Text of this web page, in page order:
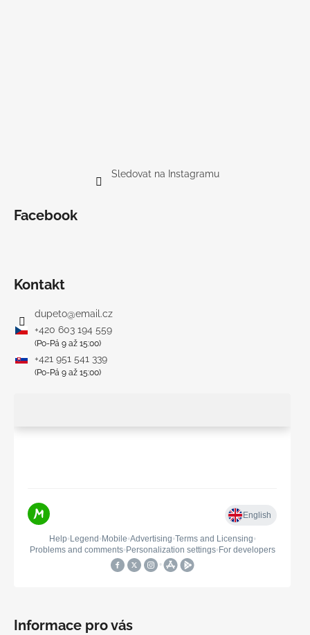
Sledovat na Instagramu
Facebook
Kontakt
dupeto@email.cz
+420 603 194 559
(Po-Pá 9 až 15:00)
+421 951 541 339
(Po-Pá 9 až 15:00)
Informace pro vás